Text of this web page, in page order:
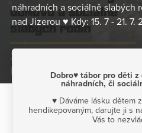
náhradních a sociálně slabých
nad Jizerou ♥ Kdy: 15. 7 - 21. 7.
Dobro♥ tábor pro děti z
náhradních, či
♥ Dáváme lásku dětem
hendikepovaným, darujte ji s
Vás to